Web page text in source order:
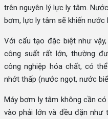
trên nguyên lý lực ly tâm.
bơm, lực ly tâm sẽ khiến nước
Với cấu tạo đặc biệt như
công suất rất lớn, thường
công nghiệp hóa chất, có
nhớt thấp (nước ngọt, nước
Máy bơm ly tâm không cần
vào phải lớn và đều đặn